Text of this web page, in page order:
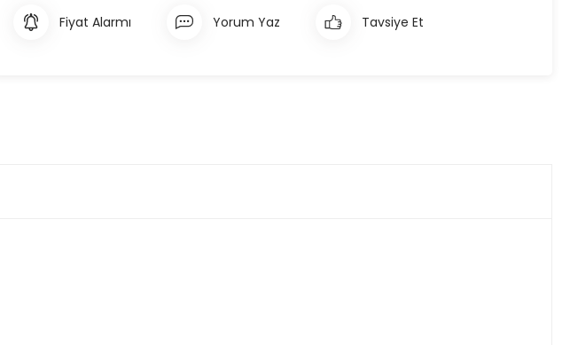
Fiyat Alarmı Yorum Yaz Tavsiye Et